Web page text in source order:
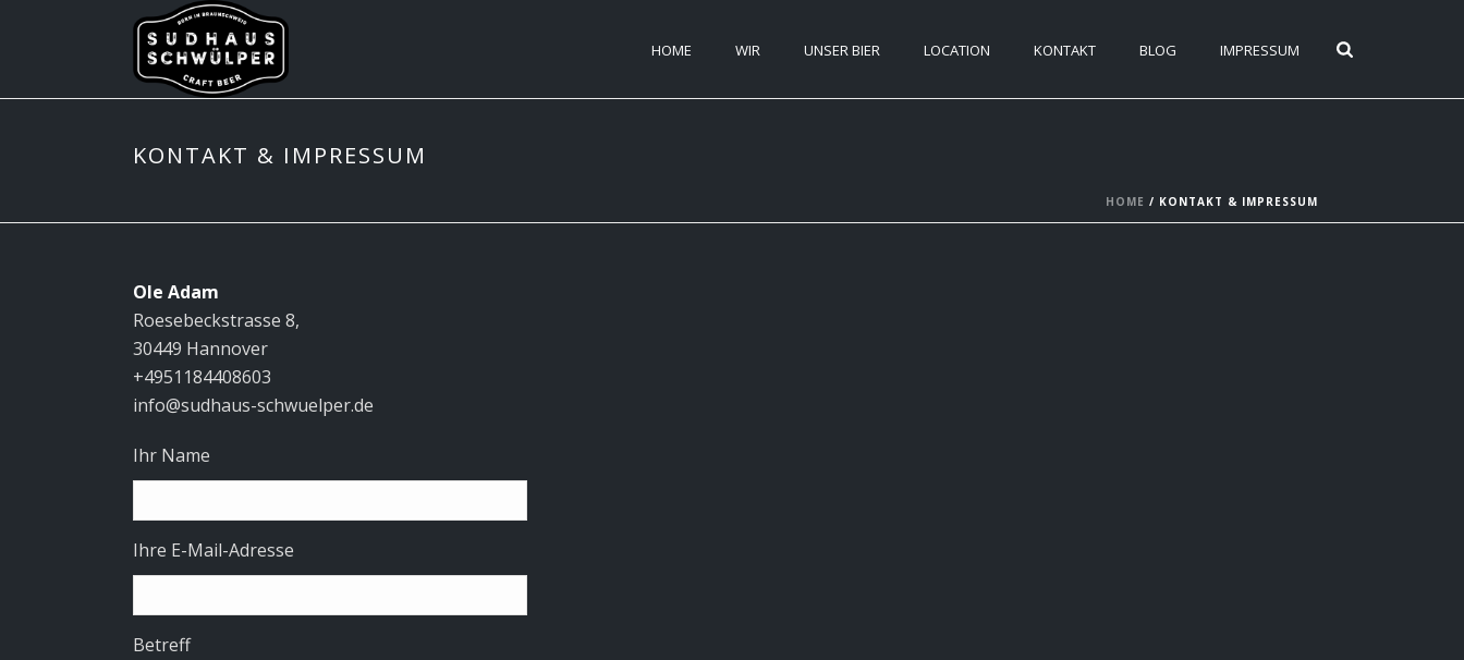
HOME WIR UNSER BIER LOCATION KONTAKT BLOG IMPRESSUM
KONTAKT & IMPRESSUM
HOME / KONTAKT & IMPRESSUM
Ole Adam
Roesebeckstrasse 8,
30449 Hannover
+4951184408603
info@sudhaus-schwuelper.de
Ihr Name
Ihre E-Mail-Adresse
Betreff